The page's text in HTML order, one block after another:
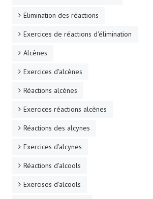
Élimination des réactions
Exercices de réactions d'élimination
Alcènes
Exercices d'alcènes
Réactions alcènes
Exercices réactions alcènes
Réactions des alcynes
Exercices d'alcynes
Réactions d'alcools
Exercises d'alcools